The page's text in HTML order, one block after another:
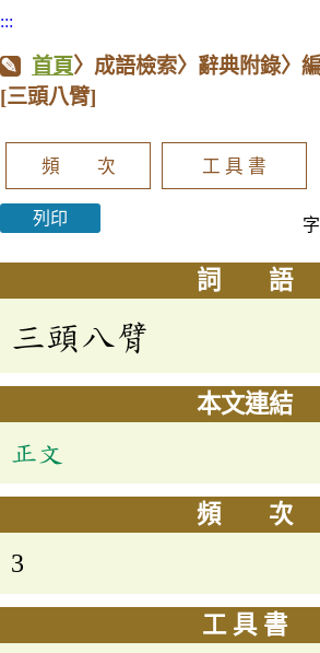
:::
首頁〉成語檢索〉辭典附錄〉
[三頭八臂]
頻 次 工 具 書
列印
詞 語
三頭八臂
本文連結
正文
頻 次
3
工 具 書